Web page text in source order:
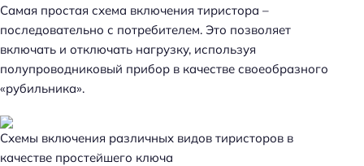
Самая простая схема включения тиристора –
последовательно с потребителем. Это позволяет
включать и отключать нагрузку, используя
полупроводниковый прибор в качестве своеобразного
«рубильника».
Схемы включения различных видов тиристоров в
качестве простейшего ключа